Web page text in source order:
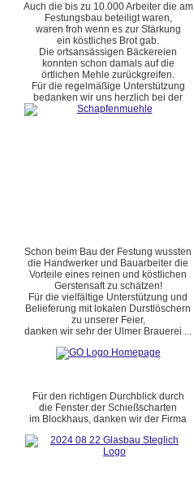
Auch die bis zu 10.000 Arbeiter die am
Festungsbau beteiligt waren,
waren froh wenn es zur Stärkung
ein köstliches Brot gab.
Die ortsansässigen Bäckereien
konnten schon damals auf die
örtlichen Mehle zurückgreifen.
Für die regelmäßige Unterstützung
bedanken wir uns herzlich bei der
Schon beim Bau der Festung wussten
die Handwerker und Bauarbeiter die
Vorteile eines reinen und köstlichen
Gerstensaft zu schätzen!
Für die vielfältige Unterstützung und
Belieferung mit lokalen Durstlöschern
zu unserer Feier,
danken wir sehr der Ulmer Brauerei ...
Für den richtigen Durchblick durch
die Fenster der Schießscharten
im Blockhaus, danken wir der Firma